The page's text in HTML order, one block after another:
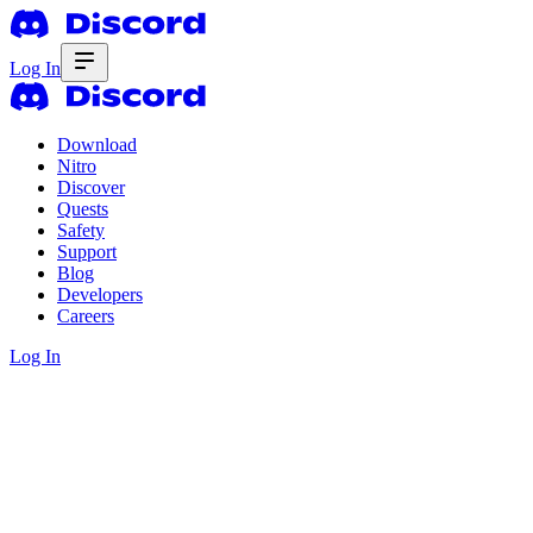
Log In
Download
Nitro
Discover
Quests
Safety
Support
Blog
Developers
Careers
Log In